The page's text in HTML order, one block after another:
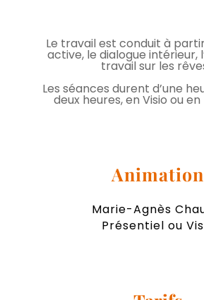
Le travail est conduit à
active, le dialogue intérieur,
travail sur les
Les séances durent d’une
deux heures, en Visio ou
Animation
Marie-Agnès
Présentiel ou